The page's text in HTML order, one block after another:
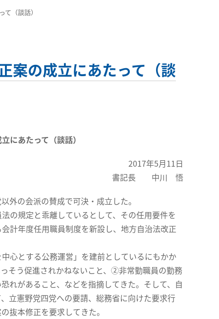
（談話）
案の成立にあたって（談
にあたって（談話）
2017年5月11日
書記長 中川 悟
外の会派の賛成で可決・成立した。
の規定と乖離しているとして、その任用要件を
計年度任用職員制度を新設し、地方自治法改正
心とする公務運営」を建前としているにもかか
そう促進されかねないこと、②非常勤職員の勤務
れがあること、などを指摘してきた。そして、自
立憲野党四党への要請、総務省に向けた要求行
抜本修正を要求してきた。